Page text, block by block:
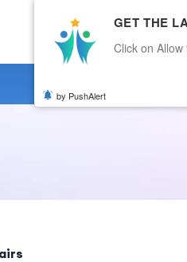
Home Current
GET THE
Click on
by PushAlert